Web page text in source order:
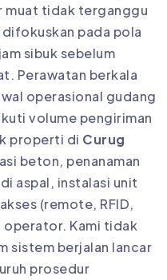
muat tidak terganggu
pada pola
sibuk sebelum
Perawatan berkala
operasional gudang
volume pengiriman
properti di Curug
beton, penanaman
aspal, instalasi unit
(remote, RFID,
Kami tidak
sistem berjalan lancar
prosedur